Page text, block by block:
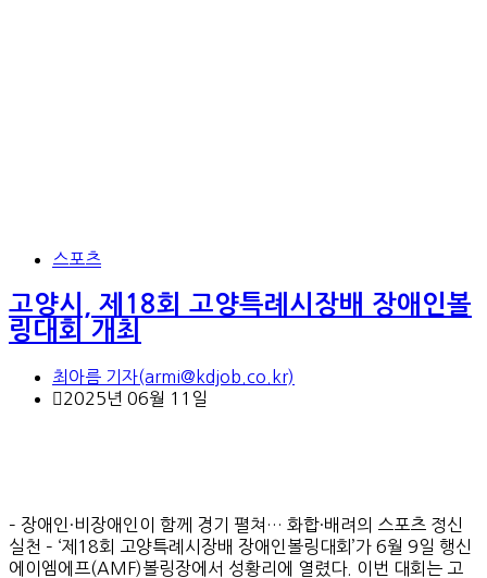
스포츠
고양시, 제18회 고양특례시장배 장애인볼
링대회 개최
최아름 기자(armi@kdjob.co.kr)
2025년 06월 11일
– 장애인·비장애인이 함께 경기 펼쳐… 화합·배려의 스포츠 정신
실천 – ‘제18회 고양특례시장배 장애인볼링대회’가 6월 9일 행신
에이엠에프(AMF)볼링장에서 성황리에 열렸다. 이번 대회는 고